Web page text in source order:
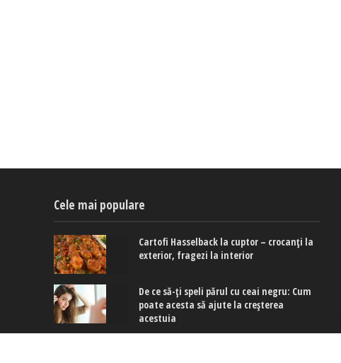
Cele mai populare
Cartofi Hasselback la cuptor – crocanți la
exterior, fragezi la interior
De ce să-ți speli părul cu ceai negru: Cum
poate acesta să ajute la creșterea
acestuia